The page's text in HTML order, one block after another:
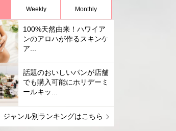
Weekly Monthly
100%天然由来！ハワイア
ンのアロハが作るスキンケ
ア...
話題のおいしいパンが店舗
でも購入可能にホリデーミ
ールキッ...
ジャンル別ランキングはこちら